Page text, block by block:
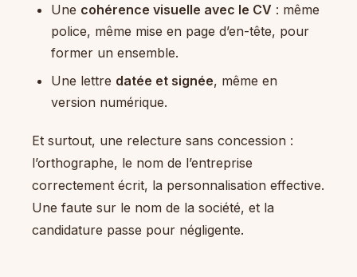
Une cohérence visuelle avec le CV : même
police, même mise en page d’en-tête, pour
former un ensemble.
Une lettre datée et signée, même en
version numérique.
Et surtout, une relecture sans concession :
l’orthographe, le nom de l’entreprise
correctement écrit, la personnalisation effective.
Une faute sur le nom de la société, et la
candidature passe pour négligente.